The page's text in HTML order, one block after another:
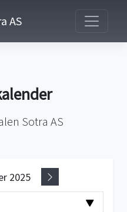
AS
Sotra AS
2025